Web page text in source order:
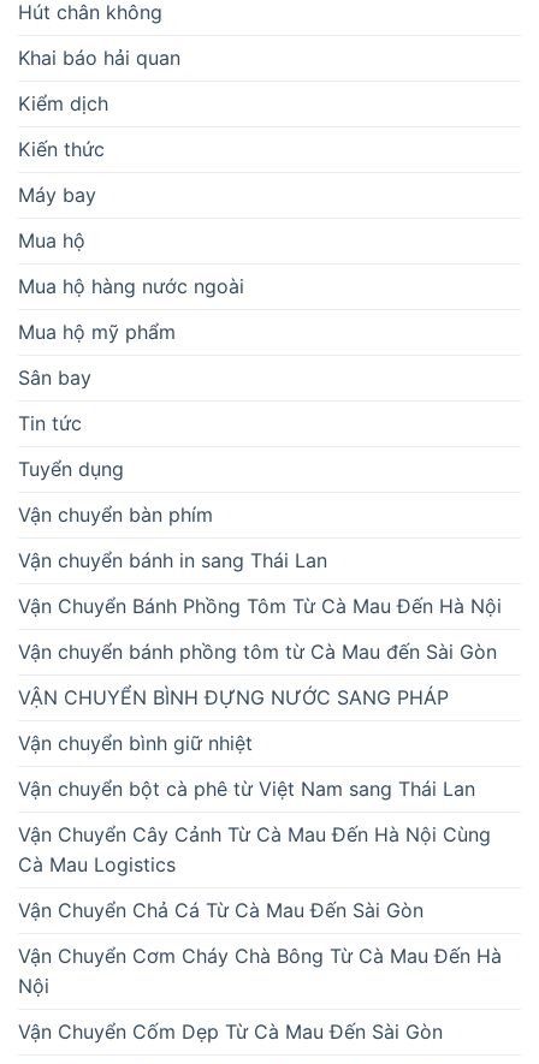
Hút chân không
Khai báo hải quan
Kiểm dịch
Kiến thức
Máy bay
Mua hộ
Mua hộ hàng nước ngoài
Mua hộ mỹ phẩm
Sân bay
Tin tức
Tuyển dụng
Vận chuyển bàn phím
Vận chuyển bánh in sang Thái Lan
Vận Chuyển Bánh Phồng Tôm Từ Cà Mau Đến Hà Nội
Vận chuyển bánh phồng tôm từ Cà Mau đến Sài Gòn
VẬN CHUYỂN BÌNH ĐỰNG NƯỚC SANG PHÁP
Vận chuyển bình giữ nhiệt
Vận chuyển bột cà phê từ Việt Nam sang Thái Lan
Vận Chuyển Cây Cảnh Từ Cà Mau Đến Hà Nội Cùng
Cà Mau Logistics
Vận Chuyển Chả Cá Từ Cà Mau Đến Sài Gòn
Vận Chuyển Cơm Cháy Chà Bông Từ Cà Mau Đến Hà
Nội
Vận Chuyển Cốm Dẹp Từ Cà Mau Đến Sài Gòn